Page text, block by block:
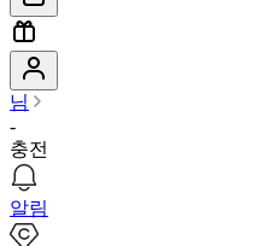
님
-
충전
알림